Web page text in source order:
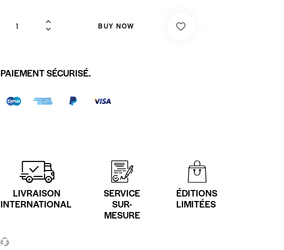
BUY NOW
PAIEMENT SÉCURISÉ.
LIVRAISON
INTERNATIONAL
SERVICE
SUR-
MESURE
ÉDITIONS
LIMITÉES